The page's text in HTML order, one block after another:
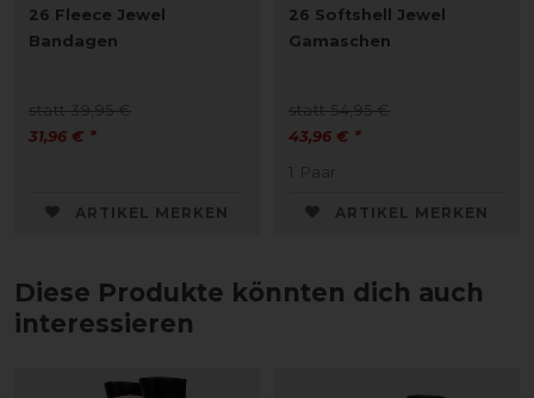
26 Fleece Jewel
Bandagen
statt 39,95 €
31,96 € *
ARTIKEL MERKEN
26 Softshell Jewel
Gamaschen
statt 54,95 €
43,96 € *
1 Paar
ARTIKEL MERKEN
Diese Produkte könnten dich auch
interessieren